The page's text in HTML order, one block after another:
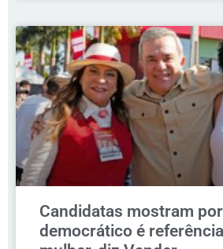
Candidatas mostram
democrático é